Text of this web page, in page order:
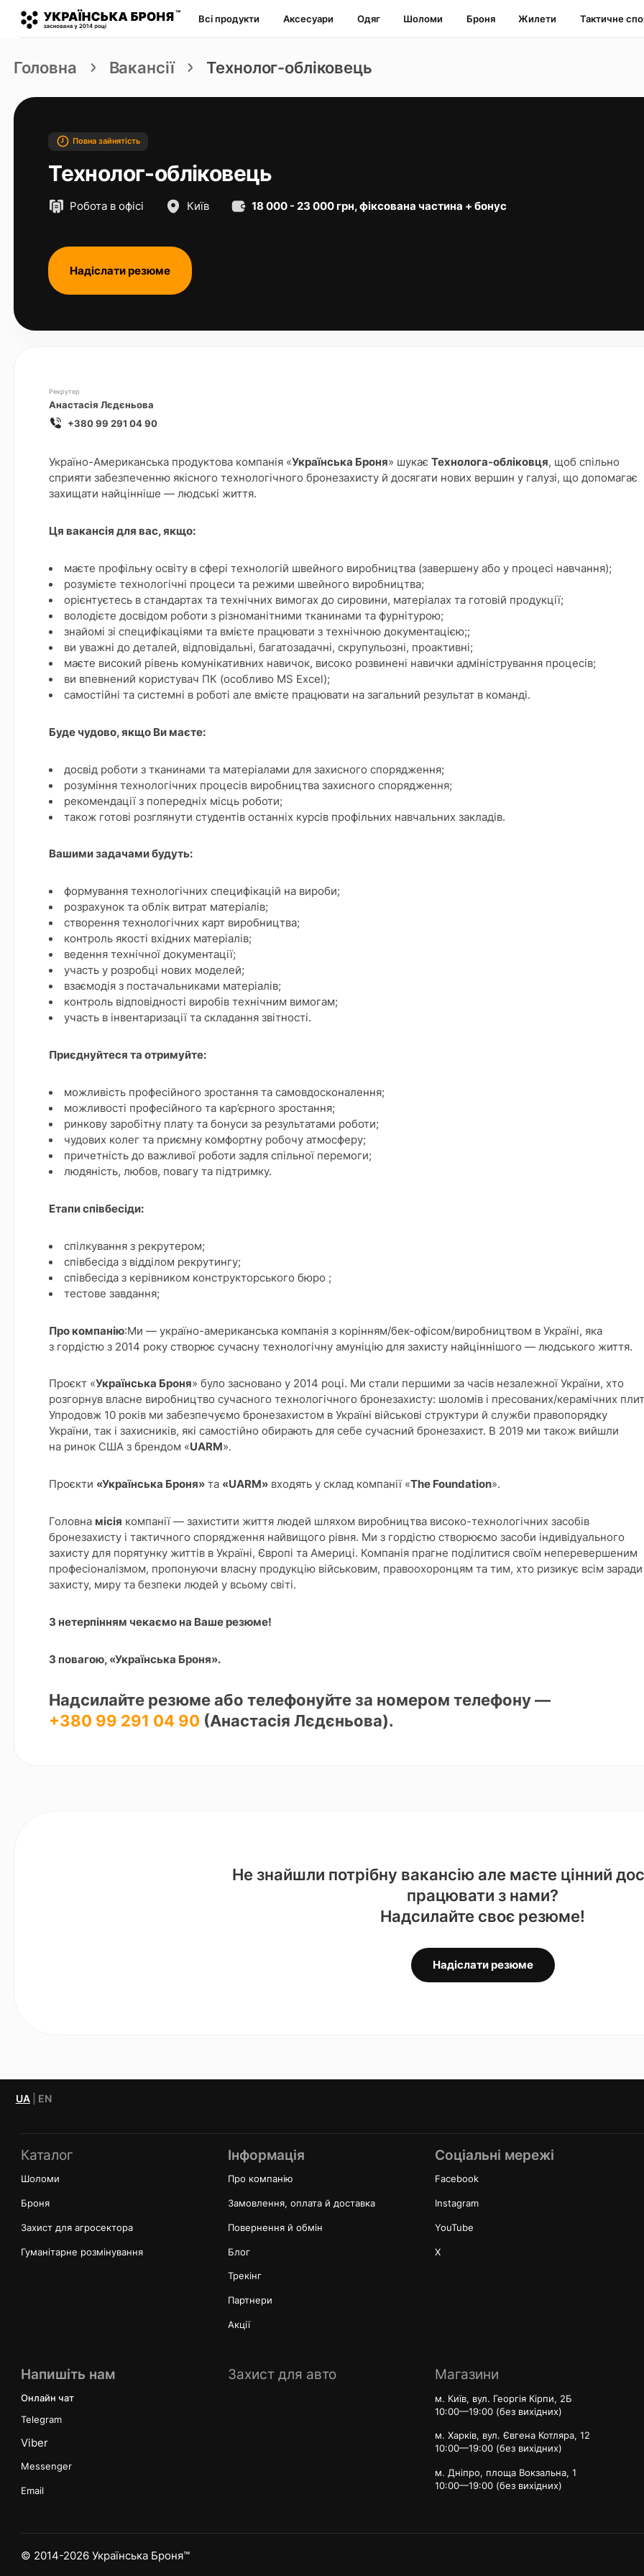
Всі продукти Аксесуари Одяг Шоломи Броня Жилети Тактичне
Головна Вакансії Технолог-обліковець
Повна зайнятість
Технолог-обліковець
Робота в офісі Київ 18 000 - 23 000 грн, фіксована частина + бонус
Надіслати резюме
Рекрутер
Анастасія Лєдєньова
+380 99 291 04 90
Україно-Американська продуктова компанія «Українська Броня» шукаєТехнолога-обліковця, щоб спільно
сприяти забезпеченню якісного технологічного бронезахисту й досягати нових вершин у галузі, що допомагає
захищати найцінніше — людські життя.
Ця вакансія для вас, якщо:
маєте профільну освіту в сфері технологій швейного виробництва (завершену або у процесі навчання);
розумієте технологічні процеси та режими швейного виробництва;
орієнтуєтесь в стандартах та технічних вимогах до сировини, матеріалах та готовій продукції;
володієте досвідом роботи з різноманітними тканинами та фурнітурою;
знайомі зі специфікаціями та вмієте працювати з технічною документацією;;
ви уважні до деталей, відповідальні, багатозадачні, скрупульозні, проактивні;
маєте високий рівень комунікативних навичок, високо розвинені навички адміністрування процесів;
ви впевнений користувач ПК (особливо MS Excel);
самостійні та системні в роботі але вмієте працювати на загальний результат в команді.
Буде чудово, якщо Ви маєте:
досвід роботи з тканинами та матеріалами для захисного спорядження;
розуміння технологічних процесів виробництва захисного спорядження;
рекомендації з попередніх місць роботи;
також готові розглянути студентів останніх курсів профільних навчальних закладів.
Вашими задачами будуть:
формування технологічних специфікацій на вироби;
розрахунок та облік витрат матеріалів;
створення технологічних карт виробництва;
контроль якості вхідних матеріалів;
ведення технічної документації;
участь у розробці нових моделей;
взаємодія з постачальниками матеріалів;
контроль відповідності виробів технічним вимогам;
участь в інвентаризації та складання звітності.
Приєднуйтеся та отримуйте:
можливість професійного зростання та самовдосконалення;
можливості професійного та кар’єрного зростання;
ринкову заробітну плату та бонуси за результатами роботи;
чудових колег та приємну комфортну робочу атмосферу;
причетність до важливої роботи задля спільної перемоги;
людяність, любов, повагу та підтримку.
Етапи співбесіди:
спілкування з рекрутером;
співбесіда з відділом рекрутингу;
співбесіда з керівником конструкторського бюро ;
тестове завдання;
Про компанію:Ми — україно-американська компанія з корінням/бек-офісом/виробництвом в Україні, яка
з гордістю з 2014 року створює сучасну технологічну амуніцію для захисту найціннішого — людського життя.
Проєкт «Українська Броня» було засновано у 2014 році. Ми стали першими за часів незалежної України, хто
розгорнув власне виробництво сучасного технологічного бронезахисту: шоломів і пресованих/керамічних
Упродовж 10 років ми забезпечуємо бронезахистом в Україні військові структури й служби правопорядку
України, так і захисників, які самостійно обирають для себе сучасний бронезахист. В 2019 ми також вийшли
на ринок США з брендом «UARM ».
Проєкти «Українська Броня» та «UARM» входять у склад компанії «The Foundation».
Головна місія компанії — захистити життя людей шляхом виробництва високо-технологічних засобів
бронезахисту і тактичного спорядження найвищого рівня. Ми з гордістю створюємо засоби індивідуального
захисту для порятунку життів в Україні, Європі та Америці. Компанія прагне поділитися своїм неперевершеним
професіоналізмом, пропонуючи власну продукцію військовим, правоохоронцям та тим, хто ризикує всім заради
захисту, миру та безпеки людей у всьому світі.
З нетерпінням чекаємо на Ваше резюме!
З повагою, «Українська Броня».
Надсилайте резюме або телефонуйте за номером телефону —
+380 99 291 04 90 (Анастасія Лєдєньова).
Не знайшли потрібну вакансію але маєте цінний
працювати з нами?
Надсилайте своє резюме!
Надіслати резюме
UA EN
Каталог
Шоломи
Броня
Захист для агросектора
Гуманітарне розмінування
Інформація
Про компанію
Замовлення, оплата й доставка
Повернення й обмін
Блог
Трекінг
Партнери
Акції
Соціальні мережі
Facebook
Instagram
YouTube
X
Напишіть нам
Онлайн чат
Telegram
Viber
Messenger
Email
Захист для авто Магазини
м. Київ, вул. Георгія Кірпи, 2Б
10:00—19:00 (без вихідних)
м. Харків, вул. Євгена Котляра, 12
10:00—19:00 (без вихідних)
м. Дніпро, площа Вокзальна, 1
10:00—19:00 (без вихідних)
© 2014-2026 Українська Броня™